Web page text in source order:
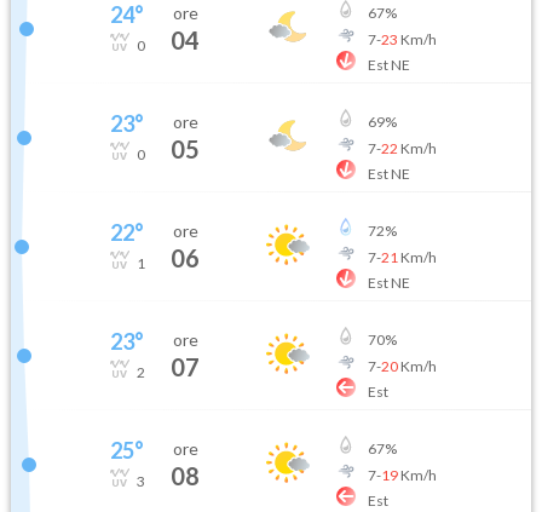
24°
0
ore
04
67%
7-23 Km/h
Est NE
23°
0
ore
05
69%
7-22 Km/h
Est NE
22°
1
ore
06
72%
7-21 Km/h
Est NE
23°
2
ore
07
70%
7-20Km/h
Est
25°
3
ore
08
67%
7-19Km/h
Est